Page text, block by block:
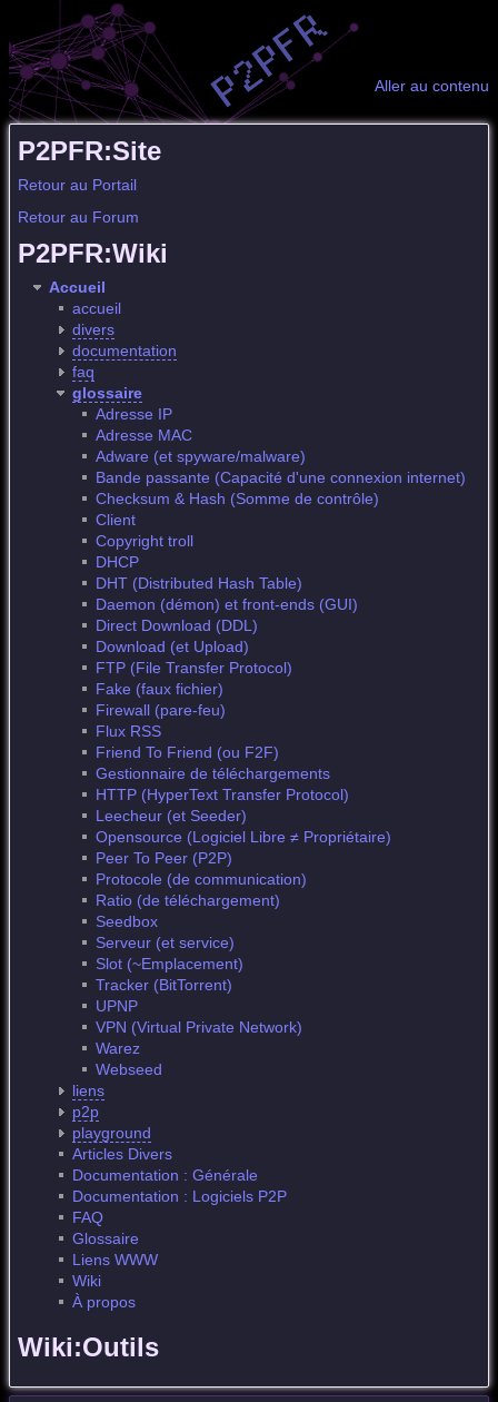
Aller au contenu
P2PFR:Site
Retour au Portail
Retour au Forum
P2PFR:Wiki
Accueil
accueil
divers
documentation
faq
glossaire
Adresse IP
Adresse MAC
Adware (et spyware/malware)
Bande passante (Capacité d'une connexion internet)
Checksum & Hash (Somme de contrôle)
Client
Copyright troll
DHCP
DHT (Distributed Hash Table)
Daemon (démon) et front-ends (GUI)
Direct Download (DDL)
Download (et Upload)
FTP (File Transfer Protocol)
Fake (faux fichier)
Firewall (pare-feu)
Flux RSS
Friend To Friend (ou F2F)
Gestionnaire de téléchargements
HTTP (HyperText Transfer Protocol)
Leecheur (et Seeder)
Opensource (Logiciel Libre ≠ Propriétaire)
Peer To Peer (P2P)
Protocole (de communication)
Ratio (de téléchargement)
Seedbox
Serveur (et service)
Slot (~Emplacement)
Tracker (BitTorrent)
UPNP
VPN (Virtual Private Network)
Warez
Webseed
liens
p2p
playground
Articles Divers
Documentation : Générale
Documentation : Logiciels P2P
FAQ
Glossaire
Liens WWW
Wiki
À propos
Wiki:Outils